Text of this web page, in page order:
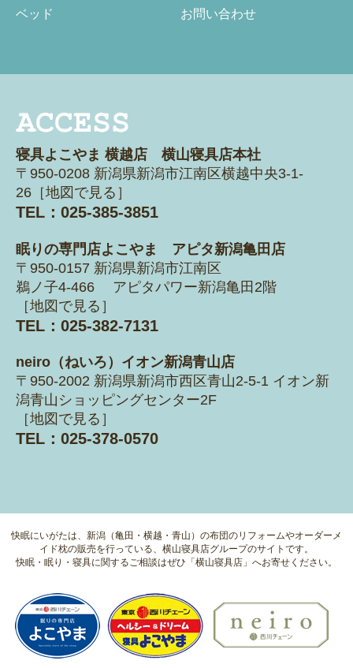
ベッド
お問い合わせ
寝具よこやま 横越店 横山寝具店本社
〒950-0208 新潟県新潟市江南区横越中央3-1-
26［地図で見る ］
TEL：025-385-3851
眠りの専門店よこやま アピタ新潟亀田店
〒950-0157 新潟県新潟市江南区
鵜ノ子4-466 アピタパワー新潟亀田2階
［地図で見る ］
TEL：025-382-7131
neiro（ねいろ）イオン新潟青山店
〒950-2002 新潟県新潟市西区青山2-5-1 イオン新
潟青山ショッピングセンター2F
［地図で見る ］
TEL：025-378-0570
快眠にいがたは、新潟（亀田・横越・青山）の布団のリフォームやオーダーメ
イド枕の販売を行っている、横山寝具店グループのサイトです。
快眠・眠り・寝具に関するご相談はぜひ「横山寝具店」へお寄せください。